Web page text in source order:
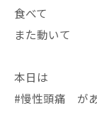
食べて
また動いて
本日は
#慢性頭痛 が